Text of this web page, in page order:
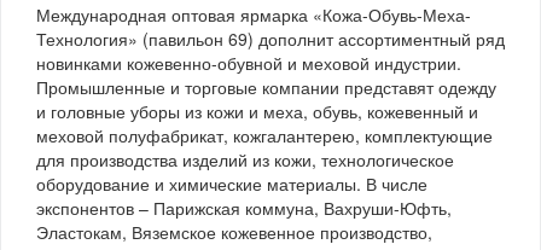
Международная оптовая ярмарка «Кожа-Обувь-Меха-
Технология» (павильон 69) дополнит ассортиментный ряд
новинками кожевенно-обувной и меховой индустрии.
Промышленные и торговые компании представят одежду
и головные уборы из кожи и меха, обувь, кожевенный и
меховой полуфабрикат, кожгалантерею, комплектующие
для производства изделий из кожи, технологическое
оборудование и химические материалы. В числе
экспонентов – Парижская коммуна, Вахруши-Юфть,
Эластокам, Вяземское кожевенное производство,